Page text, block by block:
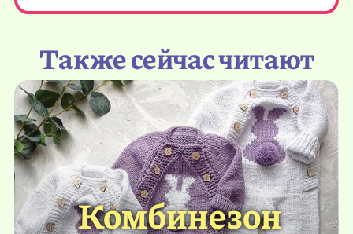
Также сейчас читают
Комбинезон